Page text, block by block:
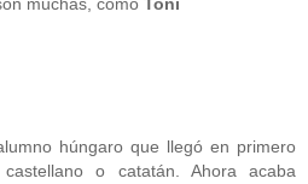
húngaro que llegó en primero
o catatán. Ahora acaba